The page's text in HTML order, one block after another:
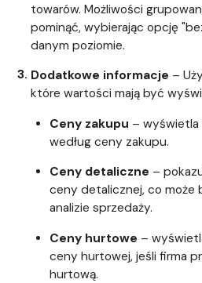
towarów. Możliwości
pominąć, wybierając opcję
danym poziomie.
Dodatkowe informacje –
które wartości mają być
Ceny zakupu –
według ceny zakupu.
Ceny detaliczne –
ceny detalicznej, co może
analizie sprzedaży.
Ceny hurtowe –
ceny hurtowej, jeśli firma
hurtową.